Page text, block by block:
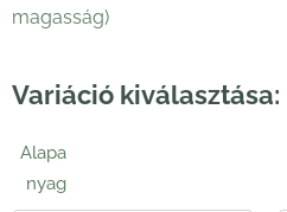
magasság)
Variáció kiválasztása:
Alapa
nyag